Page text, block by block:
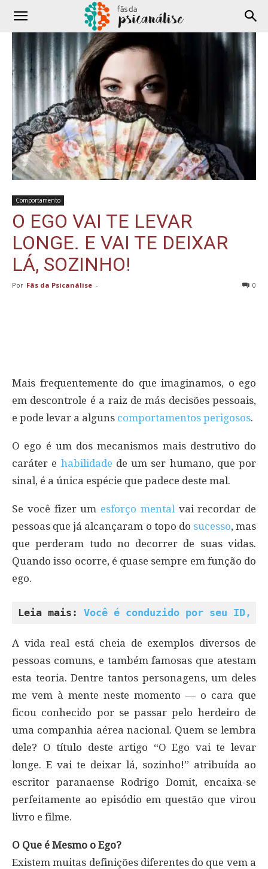
Comportamento
O EGO VAI TE LEVAR
LONGE. E VAI TE DEIXAR
LÁ, SOZINHO!
Por Fãs da Psicanálise - 0
Mais frequentemente do que imaginamos, o ego
em descontrole é a raiz de más decisões pessoais,
e pode levar a alguns comportamentos perigosos.
O ego é um dos mecanismos mais destrutivo do
caráter e habilidade de um ser humano, que por
sinal, é a única espécie que padece deste mal.
Se você fizer um esforço mental vai recordar de
pessoas que já alcançaram o topo do sucesso, mas
que perderam tudo no decorrer de suas vidas.
Quando isso ocorre, é quase sempre em função do
ego.
Leia mais: Você é conduzido por seu ID,
A vida real está cheia de exemplos diversos de
pessoas comuns, e também famosas que atestam
esta teoria. Dentre tantos personagens, um deles
me vem à mente neste momento — o cara que
ficou conhecido por se passar pelo herdeiro de
uma companhia aérea nacional. Quem se lembra
dele? O título deste artigo “O Ego vai te levar
longe. E vai te deixar lá, sozinho!” atribuída ao
escritor paranaense Rodrigo Domit, encaixa-se
perfeitamente ao episódio em questão que virou
livro e filme.
O Que é Mesmo o Ego?
Existem muitas definições diferentes do que vem a